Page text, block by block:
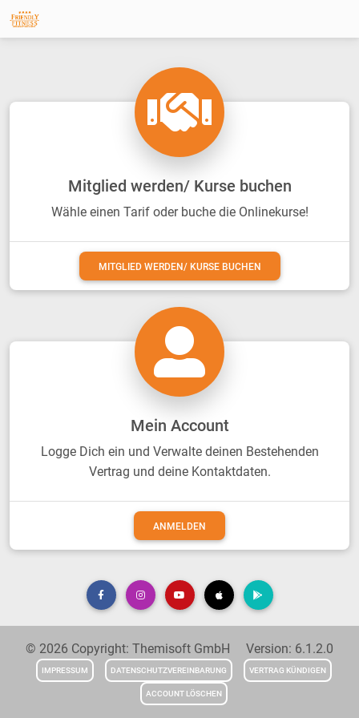
Mitglied werden/ Kurse buchen
Wähle einen Tarif oder buche die Onlinekurse!
MITGLIED WERDEN/ KURSE BUCHEN
Mein Account
Logge Dich ein und Verwalte deinen Bestehenden
Vertrag und deine Kontaktdaten.
ANMELDEN
© 2026 Copyright: Themisoft GmbH Version: 6.1.2.0
IMPRESSUM DATENSCHUTZVEREINBARUNG VERTRAG KÜNDIGEN
ACCOUNT LÖSCHEN